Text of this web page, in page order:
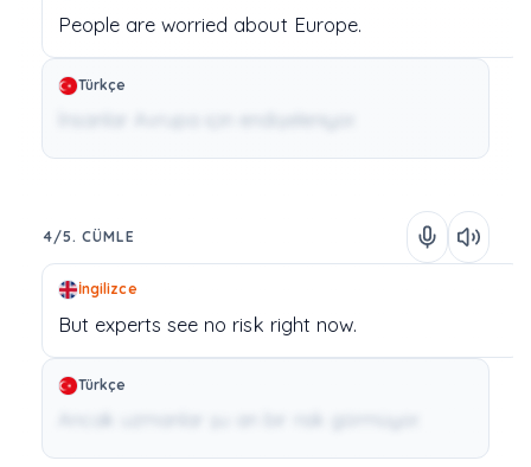
People are worried about Europe.
Türkçe
İnsanlar Avrupa için endişeleniyor.
4/5. CÜMLE
İngilizce
But experts see no risk right now.
Türkçe
Ancak uzmanlar şu an bir risk görmüyor.